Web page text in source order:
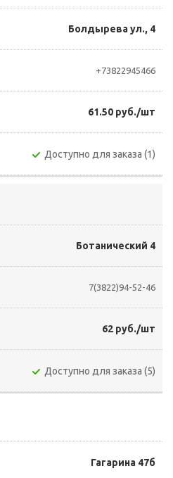
Болдырева ул., 4
+73822945466
61.50 руб./шт
Доступно для заказа (1)
Ботанический 4
7(3822)94-52-46
62 руб./шт
Доступно для заказа (5)
Гагарина 47б